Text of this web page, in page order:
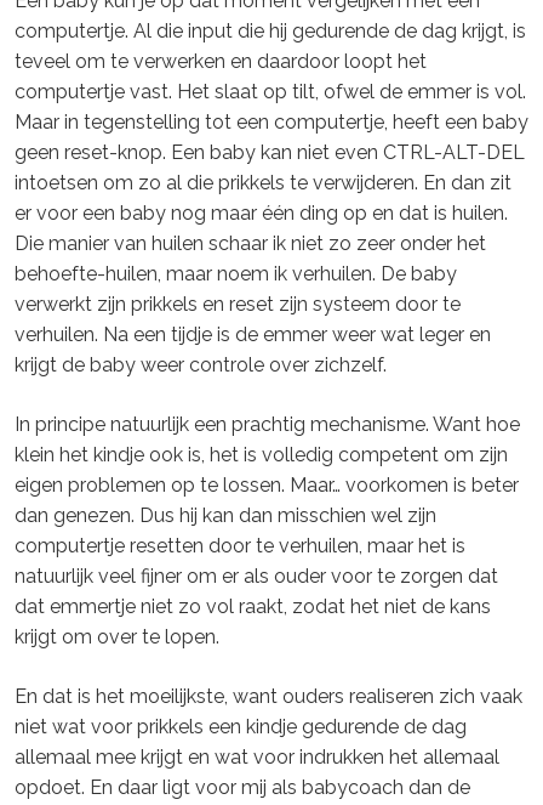
computertje. Al die input die hij gedurende de dag krijgt, is
teveel om te verwerken en daardoor loopt het
computertje vast. Het slaat op tilt, ofwel de emmer is vol.
Maar in tegenstelling tot een computertje, heeft een baby
geen reset-knop. Een baby kan niet even CTRL-ALT-DEL
intoetsen om zo al die prikkels te verwijderen. En dan zit
er voor een baby nog maar één ding op en dat is huilen.
Die manier van huilen schaar ik niet zo zeer onder het
behoefte-huilen, maar noem ik verhuilen. De baby
verwerkt zijn prikkels en reset zijn systeem door te
verhuilen. Na een tijdje is de emmer weer wat leger en
krijgt de baby weer controle over zichzelf.
In principe natuurlijk een prachtig mechanisme. Want hoe
klein het kindje ook is, het is volledig competent om zijn
eigen problemen op te lossen. Maar… voorkomen is beter
dan genezen. Dus hij kan dan misschien wel zijn
computertje resetten door te verhuilen, maar het is
natuurlijk veel fijner om er als ouder voor te zorgen dat
dat emmertje niet zo vol raakt, zodat het niet de kans
krijgt om over te lopen.
En dat is het moeilijkste, want ouders realiseren zich vaak
niet wat voor prikkels een kindje gedurende de dag
allemaal mee krijgt en wat voor indrukken het allemaal
opdoet. En daar ligt voor mij als babycoach dan de